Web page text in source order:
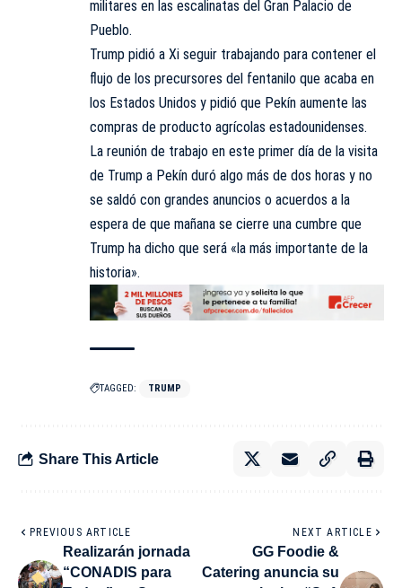
militares en las escalinatas del Gran Palacio de
Pueblo.
Trump pidió a Xi seguir trabajando para contener el
flujo de los precursores del fentanilo que acaba en
los Estados Unidos y pidió que Pekín aumente las
compras de producto agrícolas estadounidenses.
La reunión de trabajo en este primer día de la visita
de Trump a Pekín duró algo más de dos horas y no
se saldó con grandes anuncios o acuerdos a la
espera de que mañana se cierre una cumbre que
Trump ha dicho que será «la más importante de la
historia».
TAGGED: TRUMP
Share This Article
PREVIOUS ARTICLE
Realizarán jornada
“CONADIS para
NEXT ARTICLE
GG Foodie &
Catering anuncia su